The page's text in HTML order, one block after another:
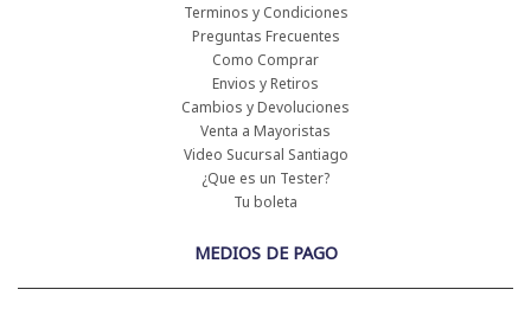
Terminos y Condiciones
Preguntas Frecuentes
Como Comprar
Envios y Retiros
Cambios y Devoluciones
Venta a Mayoristas
Video Sucursal Santiago
¿Que es un Tester?
Tu boleta
MEDIOS DE PAGO